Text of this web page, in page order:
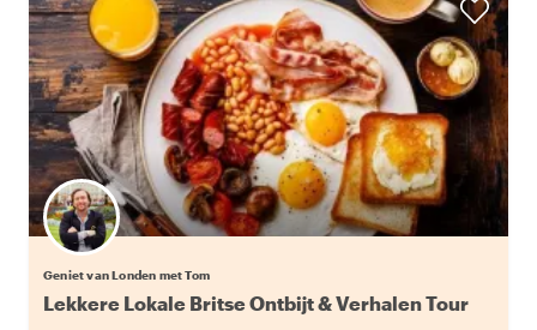
Geniet van Londen met Tom
Lekkere Lokale Britse Ontbijt & Verhalen Tour